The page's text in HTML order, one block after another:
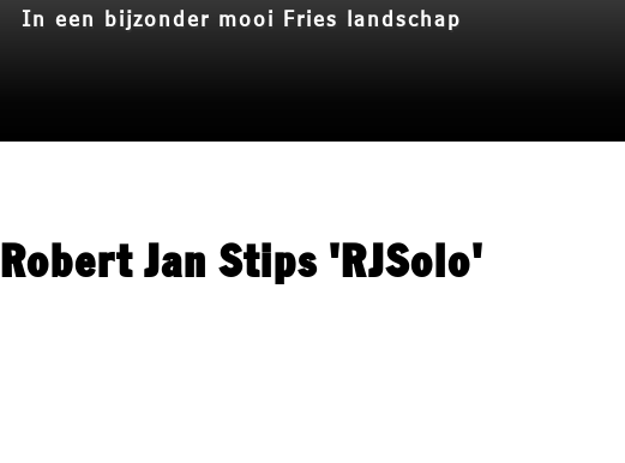
In een bijzonder mooi Fries landschap
Robert Jan Stips 'RJSolo'